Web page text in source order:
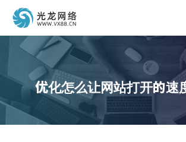
优化怎么让网站打开的速